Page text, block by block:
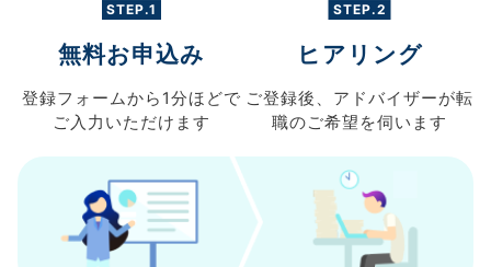
STEP.1
無料お申込み
登録フォームから 1分ほどで
ご入力 いただけます
STEP.2
ヒアリング
ご登録後、 アドバイザーが転
職のご希望を伺います